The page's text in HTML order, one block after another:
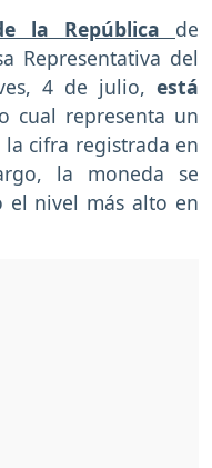
la República de
Representativa del
4 de julio, está
cual representa un
cifra registrada en
la moneda se
el nivel más alto en